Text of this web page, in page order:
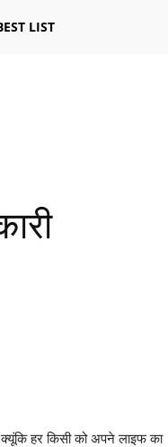
LIST
हर किसी को अपने लाइफ का